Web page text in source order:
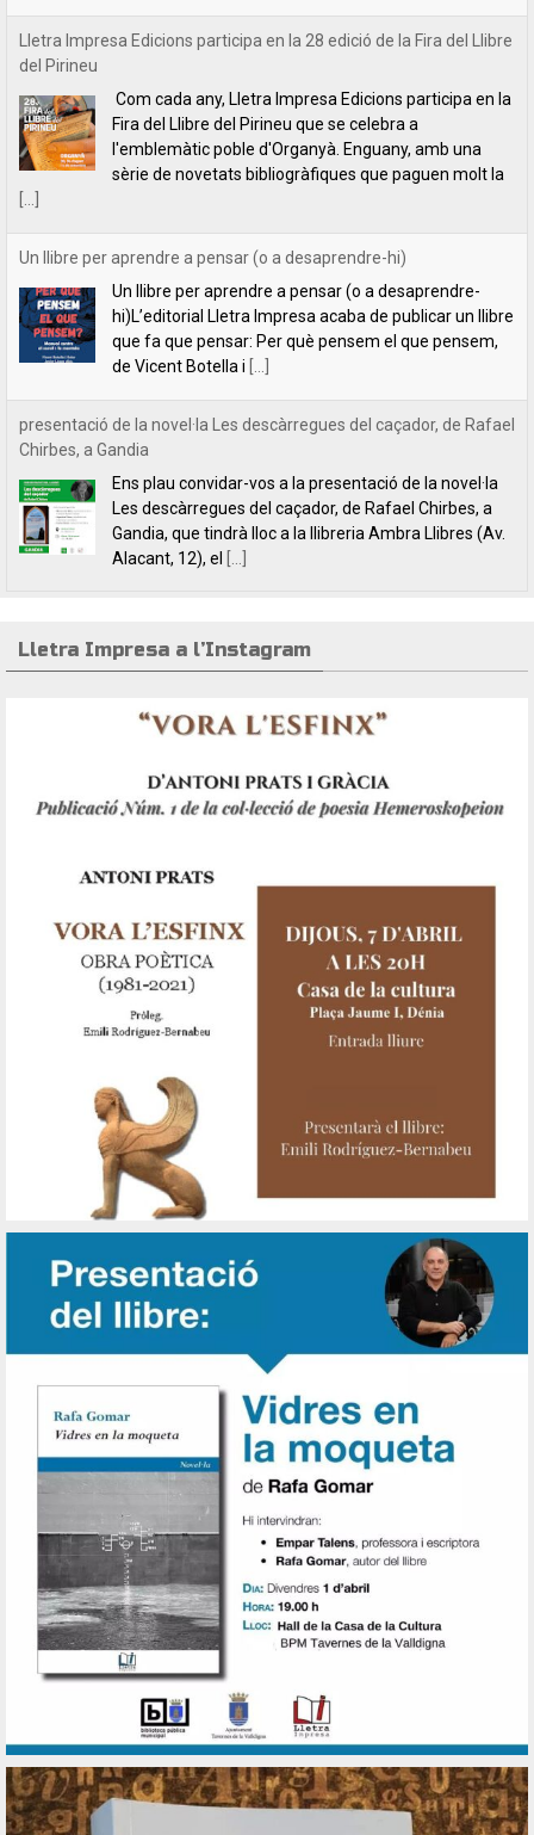
[...]
Un llibre per aprendre a pensar (o a desaprendre-hi)
Un llibre per aprendre a pensar (o a desaprendre-
hi)L’editorial Lletra Impresa acaba de publicar un llibre
que fa que pensar: Per què pensem el que pensem,
presentació de la novel·la Les descàrregues del caçador, de Rafael
Chirbes, a Gandia
Ens plau convidar-vos a la presentació de la novel·la
Les descàrregues del caçador, de Rafael Chirbes, a
Gandia, que tindrà lloc a la llibreria Ambra Llibres (Av.
INDILLETRES 2023. CRÒNICA.
És el quart any que anem a l’Indilletres, la Fira del
Llibre d’Editorials Independents de la Bisbal
d’Empordà. Una cita literària que ens encanta i que,
per nosaltres, és com
Lletra Impresa a l’Instagram